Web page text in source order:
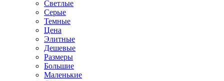
Светлые
Серые
Темные
Цена
Элитные
Дешевые
Размеры
Большие
Маленькие